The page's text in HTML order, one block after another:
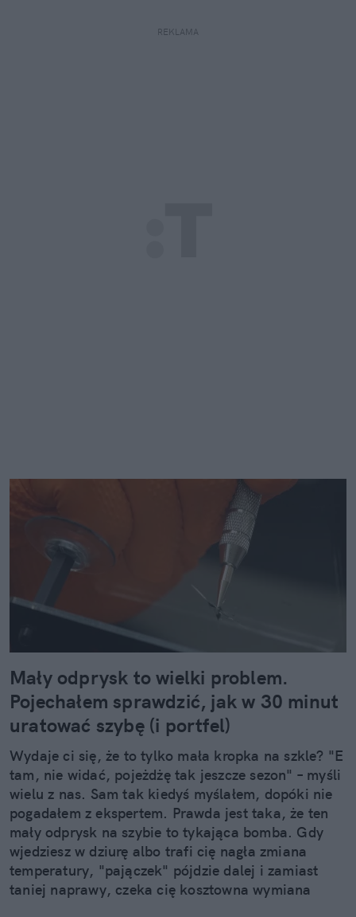
REKLAMA
Mały odprysk to wielki problem.
Pojechałem sprawdzić, jak w 30 minut
uratować szybę (i portfel)
Wydaje ci się, że to tylko mała kropka na szkle? "E
tam, nie widać, pojeżdżę tak jeszcze sezon" – myśli
wielu z nas. Sam tak kiedyś myślałem, dopóki nie
pogadałem z ekspertem. Prawda jest taka, że ten
mały odprysk na szybie to tykająca bomba. Gdy
wjedziesz w dziurę albo trafi cię nagła zmiana
temperatury, "pajączek" pójdzie dalej i zamiast
taniej naprawy, czeka cię kosztowna wymiana